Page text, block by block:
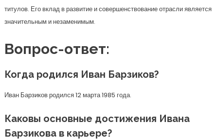
титулов. Его вклад в развитие и совершенствование отрасли является
значительным и незаменимым.
Вопрос-ответ:
Когда родился Иван Барзиков?
Иван Барзиков родился 12 марта 1985 года.
Каковы основные достижения Ивана
Барзикова в карьере?